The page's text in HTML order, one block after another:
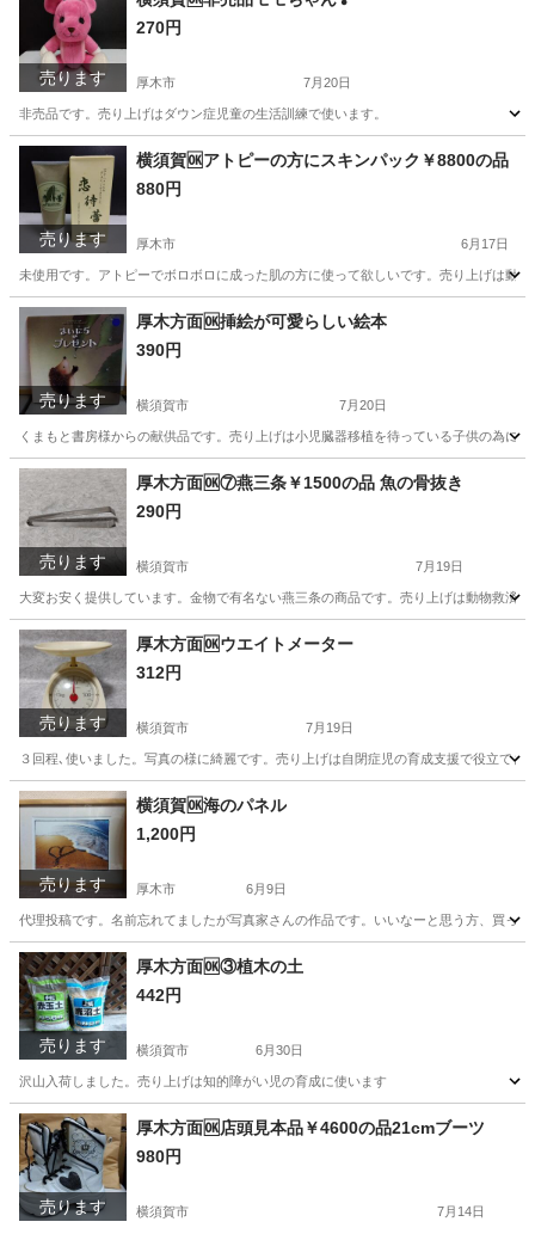
売ります
270円
厚木市 7月20日
非売品です。売り上げはダウン症児童の生活訓練で使います。
神奈川 厚木市 おもちゃ
売ります
横須賀🆗アトピーの方にスキンパック￥8800の品
880円
厚木市 6月17日
未使用です。アトピーでボロボロに成った肌の方に使って欲しいです。売り上げは動
神奈川 厚木市 その他 ボロボロ
売ります
厚木方面🆗挿絵が可愛らしい絵本
390円
横須賀市 7月20日
くまもと書房様からの献供品です。売り上げは小児臓器移植を待っている子供の為に使
神奈川 横須賀市 文芸 神奈川 文芸 くま
売ります
厚木方面🆗⑦燕三条￥1500の品 魚の骨抜き
290円
横須賀市 7月19日
大変お安く提供しています。金物で有名ない燕三条の商品です。売り上げは動物救済
神奈川 横須賀市 調理器具 金物
売ります
厚木方面🆗ウエイトメーター
312円
横須賀市 7月19日
３回程､使いました。写真の様に綺麗です。売り上げは自閉症児の育成支援で役立てま
神奈川 横須賀市 調理器具 ウエイト
売ります
横須賀🆗海のパネル
1,200円
厚木市 6月9日
代理投稿です。名前忘れてましたが写真家さんの作品です。いいなーと思う方、買っ
神奈川 厚木市 その他 神奈川
売ります
厚木方面🆗③植木の土
442円
横須賀市 6月30日
沢山入荷しました。売り上げは知的障がい児の育成に使います
神奈川 横須賀市 家庭用品
売ります
厚木方面🆗店頭見本品￥4600の品21cmブーツ
980円
横須賀市 7月14日